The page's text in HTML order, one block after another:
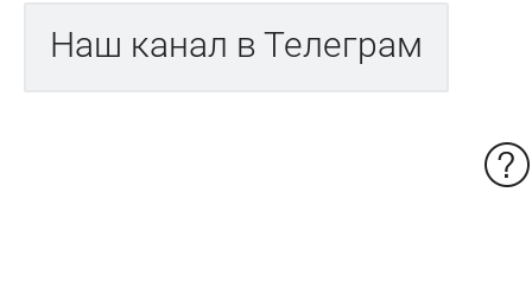
Наш канал в Телеграм